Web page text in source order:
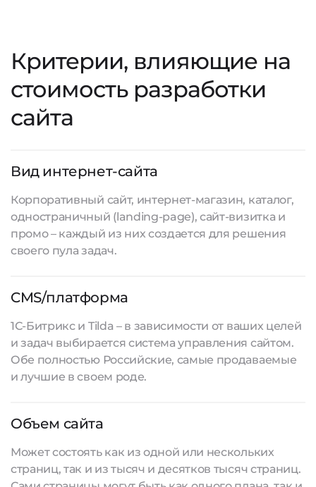
Критерии, влияющие на
стоимость разработки
сайта
Вид интернет-сайта
Корпоративный сайт, интернет-магазин, каталог,
одностраничный (landing-page), сайт-визитка и
промо – каждый из них создается для решения
своего пула задач.
CMS/платформа
1С-Битрикс и Tilda – в зависимости от ваших целей
и задач выбирается система управления сайтом.
Обе полностью Российские, самые продаваемые
и лучшие в своем роде.
Объем сайта
Может состоять как из одной или нескольких
страниц, так и из тысяч и десятков тысяч страниц.